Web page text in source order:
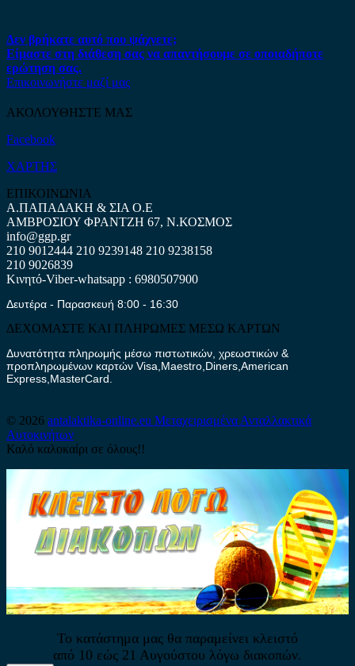
Δεν βρήκατε αυτό που ψάχνετε;
Είμαστε στη διάθεση σας να απαντήσουμε σε οποιαδήποτε
ερώτηση σας.
Επικοινωνήστε μαζί μας
ΑΚΟΛΟΥΘΗΣΤΕ ΜΑΣ
Facebook
ΧΑΡΤΗΣ
ΕΠΙΚΟΙΝΩΝΙΑ
Α.ΠΑΠΑΔΑΚΗ & ΣΙΑ Ο.Ε
ΑΜΒΡΟΣΙΟΥ ΦΡΑΝΤΖΗ 67, Ν.ΚΟΣΜΟΣ
info@ggp.gr
210 9012444 210 9239148 210 9238158
210 9026839
Κινητό-Viber-whatsapp : 6980507900
Δευτέρα - Παρασκευή 8:00 - 16:30
ΔΕΧΟΜΑΣΤΕ ΚΑΙ ΠΛΗΡΩΜΕΣ ΜΕΣΩ ΚΑΡΤΩΝ
Δυνατότητα πληρωμής μέσω πιστωτικών, χρεωστικών &
προπληρωμένων καρτών Visa,Maestro,Diners,American
Express,MasterCard.
© 2026 antalaktika-online.eu Μεταχειρισμένα Ανταλλακτικά
Αυτοκινήτων
Καλό καλοκαίρι σε όλους!!
Το κατάστημα μας θα παραμείνει κλειστό
από 10 εώς 21 Αυγούστου λόγω διακοπών.